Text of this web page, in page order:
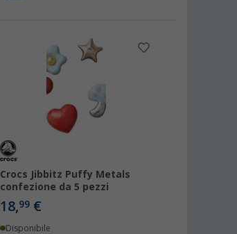
Crocs Jibbitz Puffy Metals
confezione da 5 pezzi
18,99 €
Disponibile